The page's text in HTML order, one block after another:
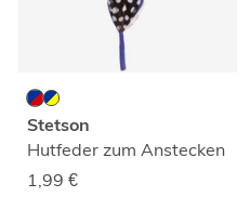
Stetson
Hutfeder zum Anstecken
1,99 €